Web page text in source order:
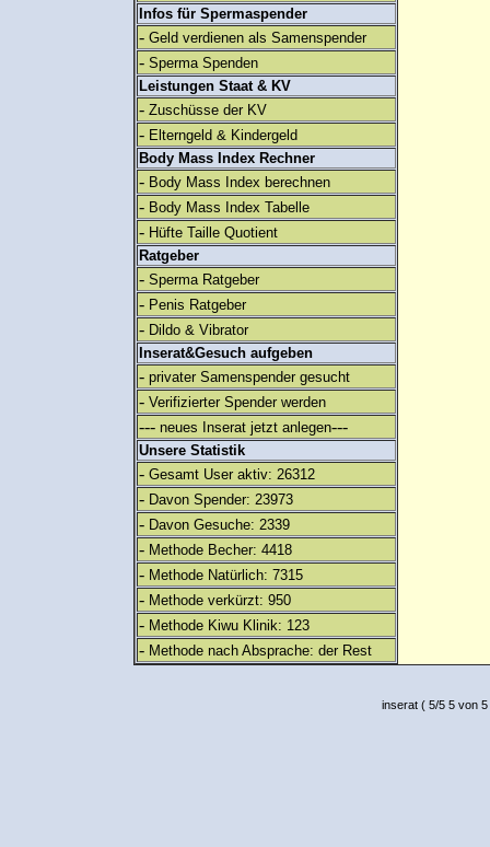
Infos für Spermaspender
- Geld verdienen als Samenspender
- Sperma Spenden
Leistungen Staat & KV
- Zuschüsse der KV
- Elterngeld & Kindergeld
Body Mass Index Rechner
- Body Mass Index berechnen
- Body Mass Index Tabelle
- Hüfte Taille Quotient
Ratgeber
- Sperma Ratgeber
- Penis Ratgeber
- Dildo & Vibrator
Inserat&Gesuch aufgeben
- privater Samenspender gesucht
- Verifizierter Spender werden
--- neues Inserat jetzt anlegen---
Unsere Statistik
- Gesamt User aktiv: 26312
- Davon Spender: 23973
- Davon Gesuche: 2339
- Methode Becher: 4418
- Methode Natürlich: 7315
- Methode verkürzt: 950
- Methode Kiwu Klinik: 123
- Methode nach Absprache: der Rest
inserat( 5/5 5 von 5